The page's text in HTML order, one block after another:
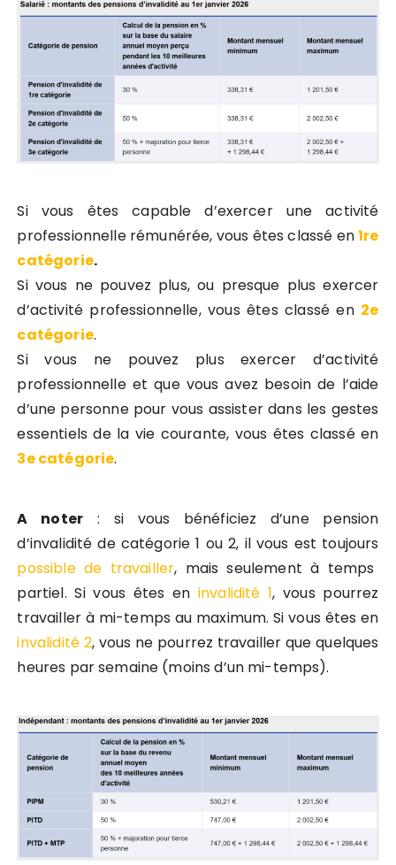
Si vous êtes capable d’exercer une activité
professionnelle rémunérée, vous êtes classé en1re
catégorie.
Si vous ne pouvez plus, ou presque plus exercer
d’activité professionnelle, vous êtes classé en 2e
catégorie.
Si vous ne pouvez plus exercer d’activité
professionnelle et que vous avez besoin de l’aide
d’une personne pour vous assister dans les gestes
essentiels de la vie courante, vous êtes classé en
3e catégorie.
A noter : si vous bénéficiez d’une pension
d’invalidité de catégorie 1 ou 2, il vous est toujours
possible de travailler, mais seulement à temps
partiel. Si vous êtes en invalidité 1, vous pourrez
travailler à mi-temps au maximum. Si vous êtes en
invalidité 2, vous ne pourrez travailler que quelques
heures par semaine (moins d’un mi-temps).